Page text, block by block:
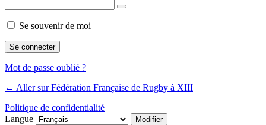
Se souvenir de moi
Mot de passe oublié ?
← Aller sur Fédération Française de Rugby à XIII
Politique de confidentialité
Langue